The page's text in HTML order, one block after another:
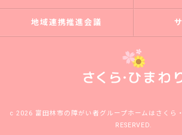
地域連携推進会議
c 2026 富田林市の障がい者グループホームはさくら
RESERVED.